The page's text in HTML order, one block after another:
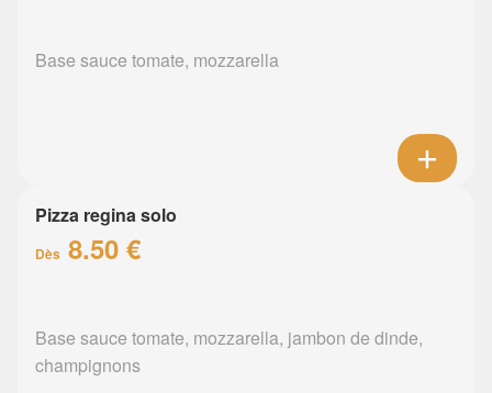
Base sauce tomate, mozzarella
Pizza regina solo
Dès 8.50 €
Base sauce tomate, mozzarella, jambon de dinde,
champignons